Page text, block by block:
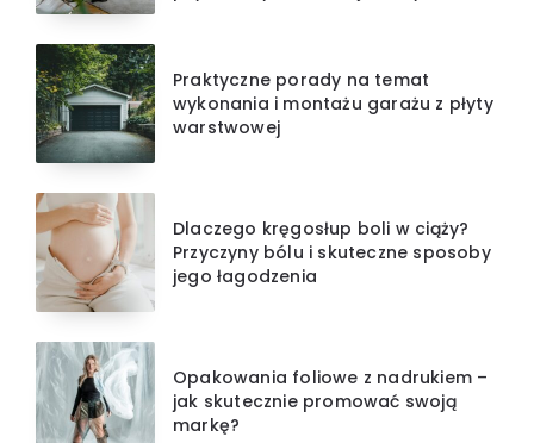
Praktyczne porady na temat
wykonania i montażu garażu z płyty
warstwowej
Dlaczego kręgosłup boli w ciąży?
Przyczyny bólu i skuteczne sposoby
jego łagodzenia
Opakowania foliowe z nadrukiem –
jak skutecznie promować swoją
markę?